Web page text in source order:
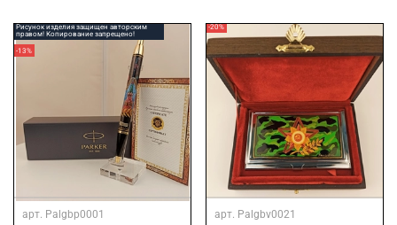
Рисунок изделия защищен авторским
правом! Копирование запрещено!
-13%
арт. Palgbp0001
-20%
арт. Palgbv0021